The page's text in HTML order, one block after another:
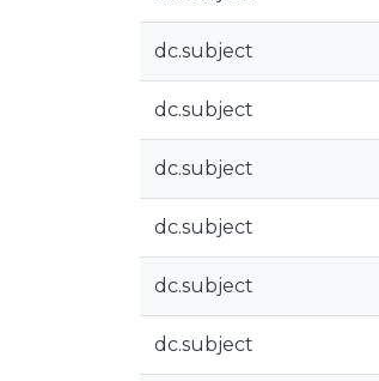
dc.subject
dc.subject
dc.subject
dc.subject
dc.subject
dc.subject